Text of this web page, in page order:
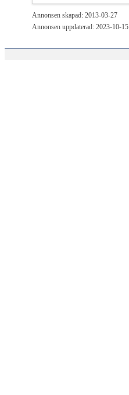
Annonsen skapad: 2013-03-27
Annonsen uppdaterad: 2023-10-15